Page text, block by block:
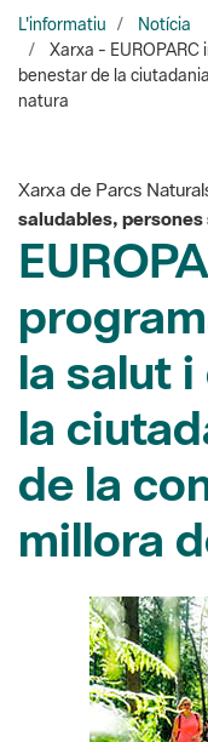
natura
Xarxa de Parcs Naturals
la salut i
la
de la
millora